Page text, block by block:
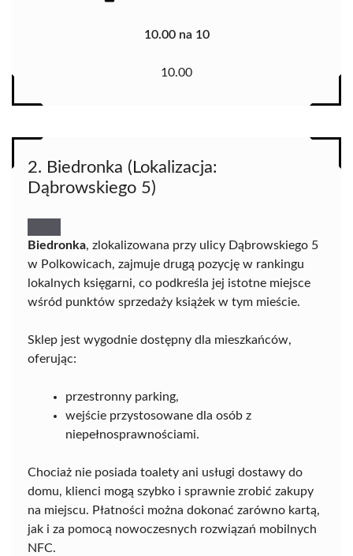
10.00 na 10
10.00
2. Biedronka (Lokalizacja:
Dąbrowskiego 5)
Biedronka, zlokalizowana przy ulicy Dąbrowskiego 5
w Polkowicach, zajmuje drugą pozycję w rankingu
lokalnych księgarni, co podkreśla jej istotne miejsce
wśród punktów sprzedaży książek w tym mieście.
Sklep jest wygodnie dostępny dla mieszkańców,
oferując:
przestronny parking,
wejście przystosowane dla osób z
niepełnosprawnościami.
Chociaż nie posiada toalety ani usługi dostawy do
domu, klienci mogą szybko i sprawnie zrobić zakupy
na miejscu. Płatności można dokonać zarówno kartą,
jak i za pomocą nowoczesnych rozwiązań mobilnych
NFC.